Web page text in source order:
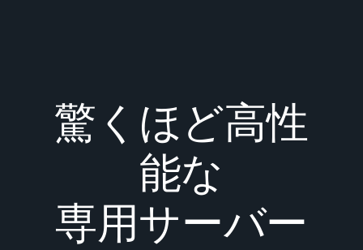
驚くほど高性
能な
専用サーバー